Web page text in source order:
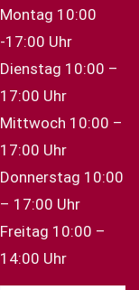
Montag 10:00
-17:00 Uhr
Dienstag 10:00 –
17:00 Uhr
Mittwoch 10:00 –
17:00 Uhr
Donnerstag 10:00
– 17:00 Uhr
Freitag 10:00 –
14:00 Uhr